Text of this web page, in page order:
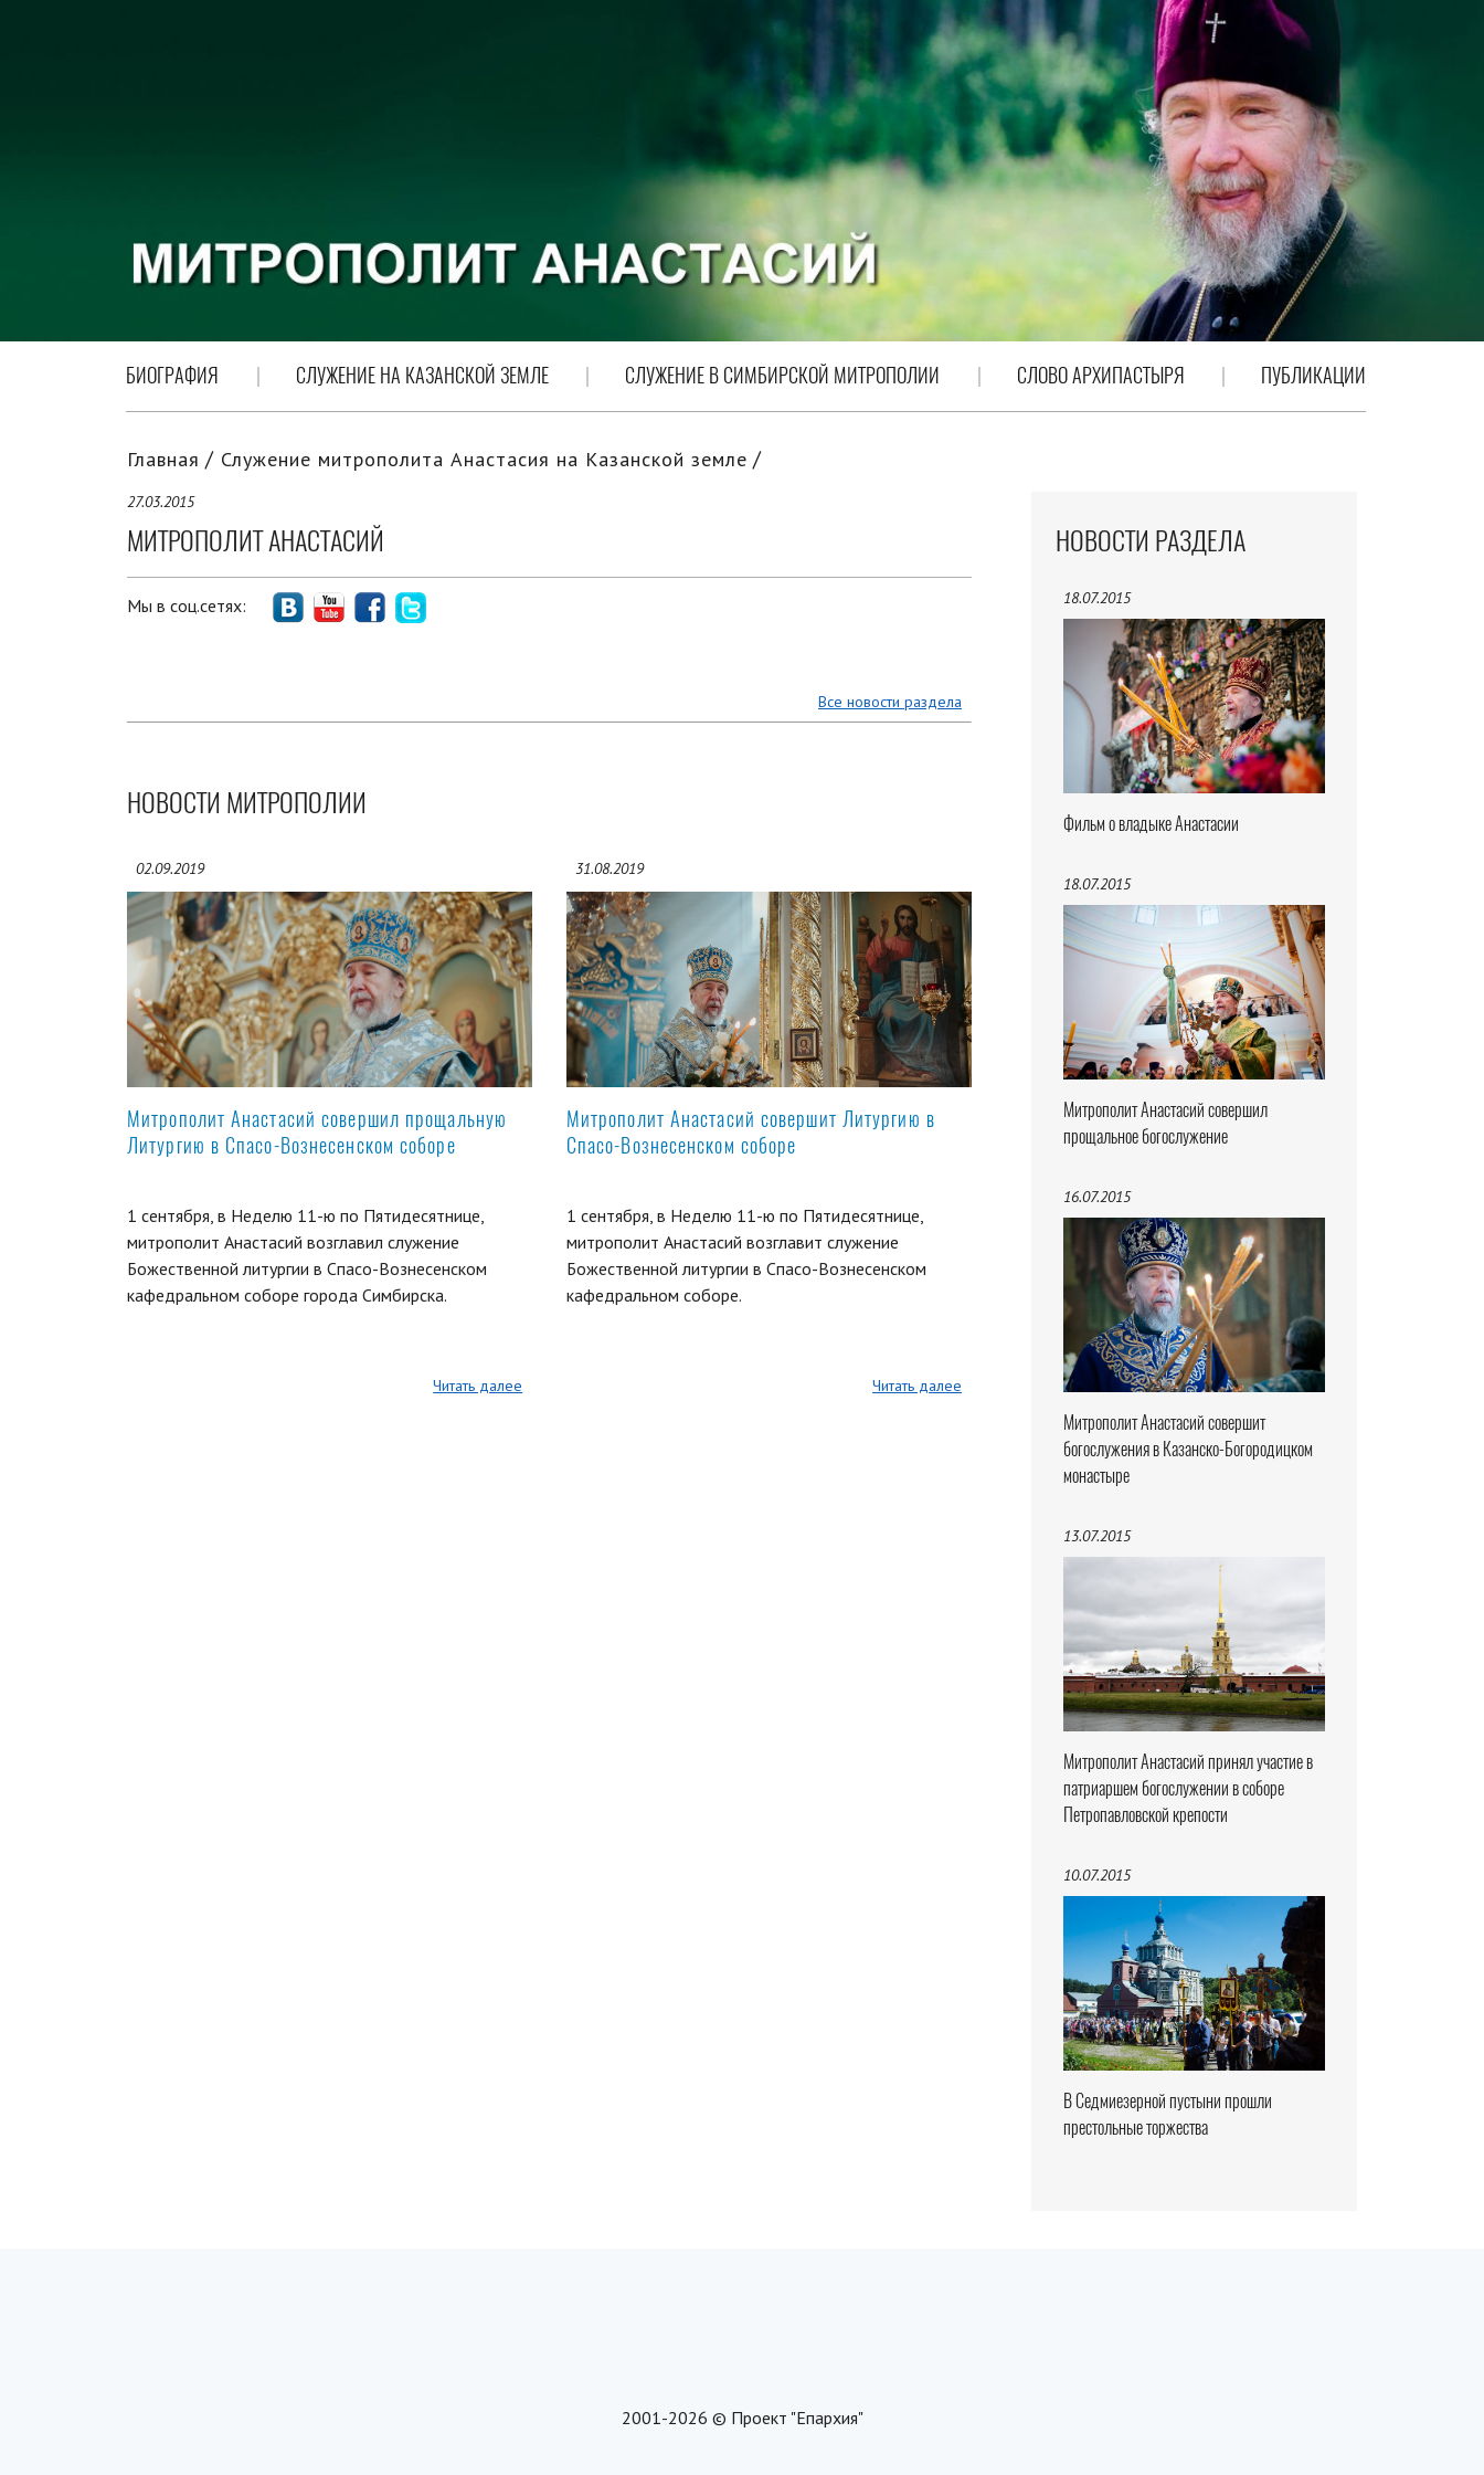
БИОГРАФИЯ СЛУЖЕНИЕ НА КАЗАНСКОЙ ЗЕМЛЕ СЛУЖЕНИЕ В СИМБИРСКОЙ МИТРОПОЛИИ СЛОВО АРХИПАСТЫРЯ ПУБЛИКАЦИИ
НОВОСТИ РАЗДЕЛА
18.07.2015
Фильм о владыке Анастасии
18.07.2015
Митрополит Анастасий совершил
прощальное богослужение
16.07.2015
Митрополит Анастасий совершит
богослужения в Казанско-Богородицком
монастыре
13.07.2015
Митрополит Анастасий принял участие в
патриаршем богослужении в соборе
Петропавловской крепости
10.07.2015
В Седмиезерной пустыни прошли
престольные торжества
Главная Служение митрополита Анастасия на Казанской земле
27.03.2015
МИТРОПОЛИТ АНАСТАСИЙ
Мы в соц.сетях:
Все новости раздела
НОВОСТИ МИТРОПОЛИИ
02.09.2019
Митрополит Анастасий совершил прощальную
Литургию в Спасо-Вознесенском соборе
1 сентября, в Неделю 11-ю по Пятидесятнице,
митрополит Анастасий возглавил служение
Божественной литургии в Спасо-Вознесенском
кафедральном соборе города Симбирска.
Читать далее
31.08.2019
Митрополит Анастасий совершит Литургию в
Спасо-Вознесенском соборе
1 сентября, в Неделю 11-ю по Пятидесятнице,
митрополит Анастасий возглавит служение
Божественной литургии в Спасо-Вознесенском
кафедральном соборе.
Читать далее
2001-2026 © Проект "Епархия"